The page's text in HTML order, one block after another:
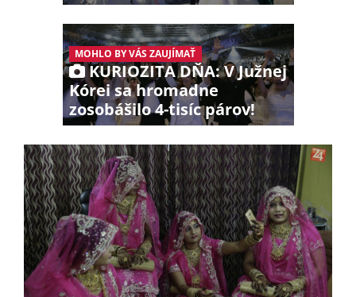
MOHLO BY VÁS ZAUJÍMAŤ
KURIOZITA DŇA: V Južnej
Kórei sa hromadne
zosobášilo 4-tisíc párov!